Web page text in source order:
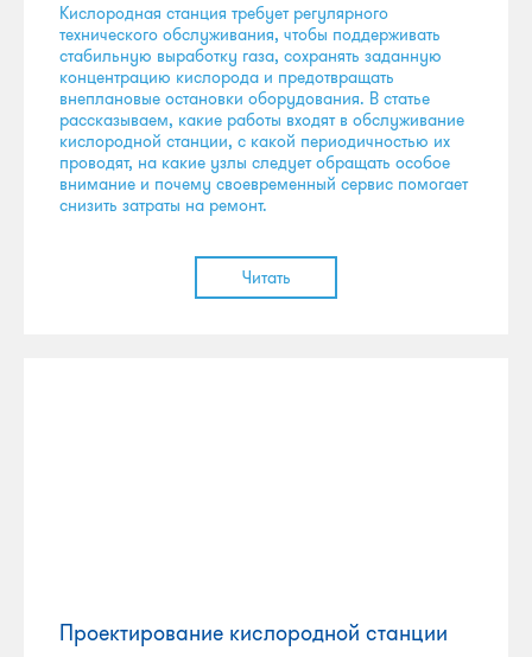
Кислородная станция требует регулярного
технического обслуживания, чтобы поддерживать
стабильную выработку газа, сохранять заданную
концентрацию кислорода и предотвращать
внеплановые остановки оборудования. В статье
рассказываем, какие работы входят в обслуживание
кислородной станции, с какой периодичностью их
проводят, на какие узлы следует обращать особое
внимание и почему своевременный сервис помогает
снизить затраты на ремонт.
Читать
Проектирование кислородной станции